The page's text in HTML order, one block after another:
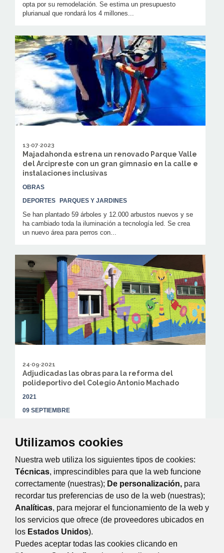
Utilizamos cookies
Nuestra web utiliza los siguientes tipos de cookies:
Técnicas, imprescindibles para que la web funcione
correctamente (nuestras); De personalización, para
recordar tus preferencias de uso de la web (nuestras);
Analíticas, para mejorar el funcionamiento de la web y
los servicios que ofrece (de proveedores ubicados en
los Estados Unidos).
Puedes aceptar todas las cookies clicando en
opta por su remodelación. Se estima un presupuesto
plurianual que rondará los 4 millones...
13·07·2023
Majadahonda estrena un renovado Parque Valle
del Arcipreste con un gran gimnasio en la calle e
instalaciones inclusivas
OBRAS
DEPORTES
PARQUES Y JARDINES
Se han plantado 59 árboles y 12.000 arbustos nuevos y se
ha cambiado toda la iluminación a tecnología led. Se crea
un nuevo área para perros con...
24·09·2021
Adjudicadas las obras para la reforma del
polideportivo del Colegio Antonio Machado
2021
09 SEPTIEMBRE
DEPORTES
MANTENIMIENTO DE LA
CIUDAD URBANISMO, OBRAS Y LICENCIAS
En unas semanas comenzarán los trabajos que remodelarán
el edificio municipal y permitirán tanto un uso interno del
colegio como un uso del público...
Página 1 de 2
Anterior
Siguiente